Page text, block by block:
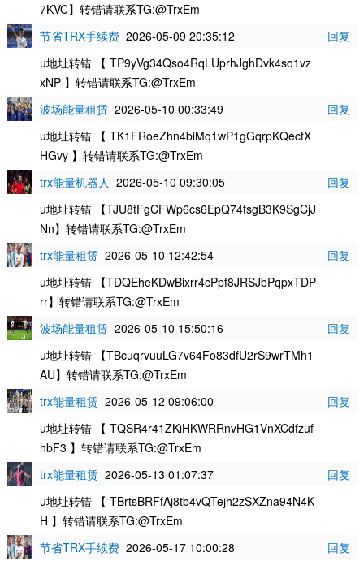
7KVC】转错请联系TG:@TrxEm
节省TRX手续费 2026-05-09 20:35:12
回复
u地址转错 【 TP9yVg34Qso4RqLUprhJghDvk4so1vz
xNP 】转错请联系TG:@TrxEm
波场能量租赁 2026-05-10 00:33:49
回复
u地址转错 【 TK1FRoeZhn4biMq1wP1gGqrpKQectX
HGvy 】转错请联系TG:@TrxEm
trx能量机器人 2026-05-10 09:30:05
回复
u地址转错 【TJU8tFgCFWp6cs6EpQ74fsgB3K9SgCjJ
Nn】转错请联系TG:@TrxEm
trx能量租赁 2026-05-10 12:42:54
回复
u地址转错 【TDQEheKDwBixrr4cPpf8JRSJbPqpxTDP
rr】转错请联系TG:@TrxEm
波场能量租赁 2026-05-10 15:50:16
回复
u地址转错 【TBcuqrvuuLG7v64Fo83dfU2rS9wrTMh1
AU】转错请联系TG:@TrxEm
trx能量租赁 2026-05-12 09:06:00
回复
u地址转错 【 TQSR4r41ZKiHKWRRnvHG1VnXCdfzuf
hbF3 】转错请联系TG:@TrxEm
trx能量租赁 2026-05-13 01:07:37
回复
u地址转错 【 TBrtsBRFfAj8tb4vQTejh2zSXZna94N4K
H 】转错请联系TG:@TrxEm
节省TRX手续费 2026-05-17 10:00:28 回复